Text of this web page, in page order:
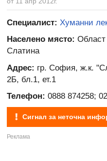
Специалист: Хуманни
Населено място:
Слатина
Адрес: гр. София, ж.к.
2Б, бл.1, ет.1
Телефон: 0888 874258;
Сигнал за неточна